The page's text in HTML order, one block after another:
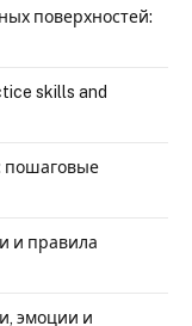
поверхностей:
skills and
пошаговые
и правила
эмоции и